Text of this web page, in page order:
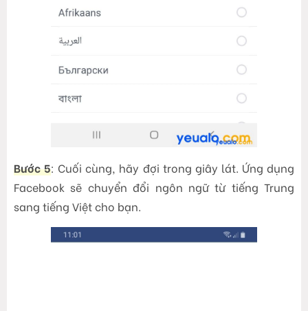
Bước 5: Cuối cùng, hãy đợi trong giây lát. Ứng dụng
Facebook sẽ chuyển đổi ngôn ngữ từ tiếng Trung
sang tiếng Việt cho bạn.